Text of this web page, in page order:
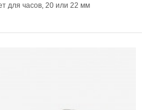
для часов, 20 или 22 мм